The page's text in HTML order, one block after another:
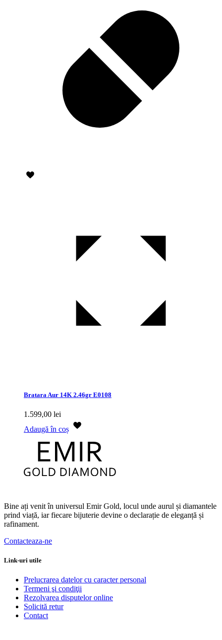
Bratara Aur 14K 2.46gr E0108
1.599,00 lei
Adaugă în coș
Bine ați venit în universul Emir Gold, locul unde aurul și diamantele
prind viață, iar fiecare bijuterie devine o declarație de eleganță și
rafinament.
Contacteaza-ne
Link-uri utile
Prelucrarea datelor cu caracter personal
Termeni şi condiţii
Rezolvarea disputelor online
Solicită retur
Contact